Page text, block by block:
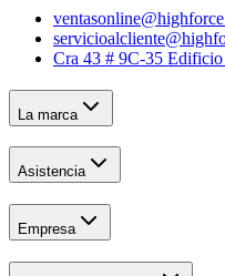
Cra 43 # 9C-35
La marca
Asistencia
Empresa